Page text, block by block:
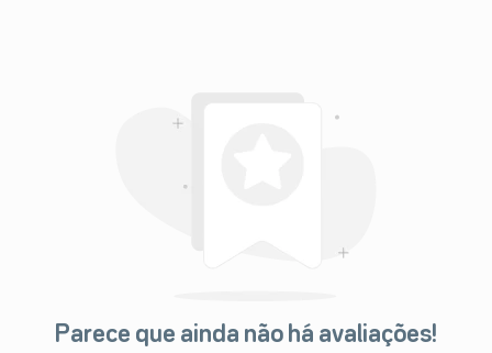
Parece que ainda não há avaliações!